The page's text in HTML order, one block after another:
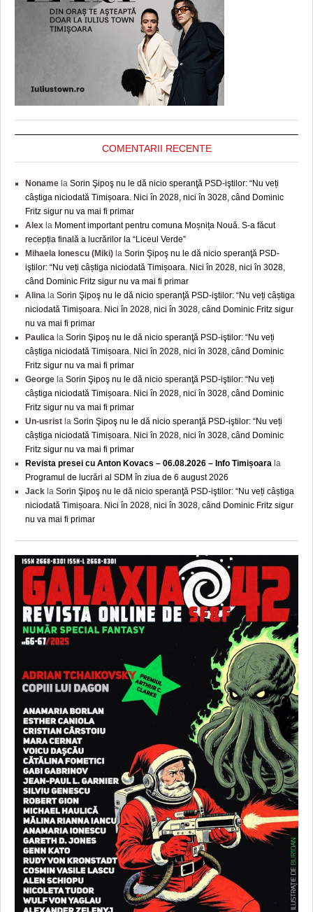
COMENTARII RECENTE
Noname la Sorin Şipoş nu le dă nicio speranţă PSD-iştilor: “Nu veți
câștiga niciodată Timișoara. Nici în 2028, nici în 3028, când Dominic
Fritz sigur nu va mai fi primar
Alex la Moment important pentru comuna Moșnița Nouă. S-a făcut
recepția finală a lucrărilor la “Liceul Verde”
Mihaela Ionescu (Miki) la Sorin Şipoş nu le dă nicio speranţă PSD-
iştilor: “Nu veți câștiga niciodată Timișoara. Nici în 2028, nici în 3028,
când Dominic Fritz sigur nu va mai fi primar
Alina la Sorin Şipoş nu le dă nicio speranţă PSD-iştilor: “Nu veți câștiga
niciodată Timișoara. Nici în 2028, nici în 3028, când Dominic Fritz sigur
nu va mai fi primar
Paulica la Sorin Şipoş nu le dă nicio speranţă PSD-iştilor: “Nu veți
câștiga niciodată Timișoara. Nici în 2028, nici în 3028, când Dominic
Fritz sigur nu va mai fi primar
George la Sorin Şipoş nu le dă nicio speranţă PSD-iştilor: “Nu veți
câștiga niciodată Timișoara. Nici în 2028, nici în 3028, când Dominic
Fritz sigur nu va mai fi primar
Un-usrist la Sorin Şipoş nu le dă nicio speranţă PSD-iştilor: “Nu veți
câștiga niciodată Timișoara. Nici în 2028, nici în 3028, când Dominic
Fritz sigur nu va mai fi primar
Revista presei cu Anton Kovacs – 06.08.2026 – Info Timișoara la
Programul de lucrări al SDM în ziua de 6 august 2026
Jack la Sorin Şipoş nu le dă nicio speranţă PSD-iştilor: “Nu veți câștiga
niciodată Timișoara. Nici în 2028, nici în 3028, când Dominic Fritz sigur
nu va mai fi primar